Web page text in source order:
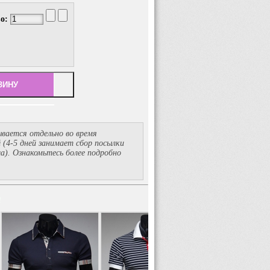
отдельно во время
(4-5 дней занимает сбор посылки
Ознакомьтесь более подробно